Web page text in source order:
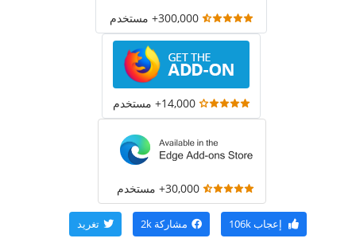
300,000+ مستخدم
14,000+ مستخدم
30,000+ مستخدم
إعجاب106k مشاركة 2k تغريد